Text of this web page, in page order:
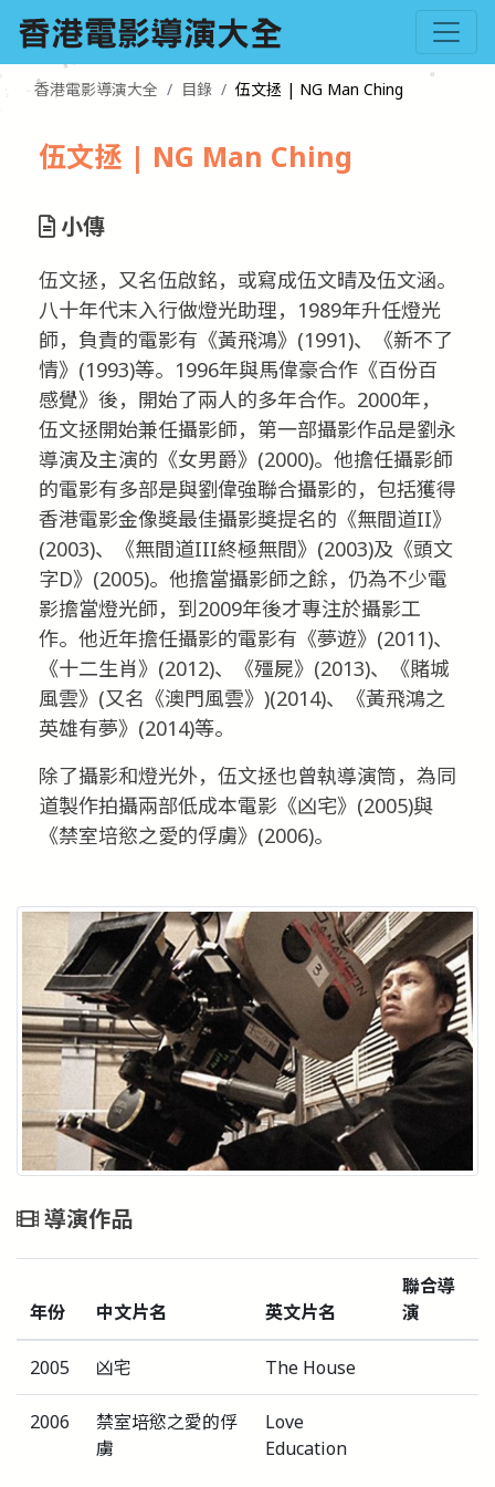
香港電影導演大全 目錄 伍文拯 | NG Man Ching
伍文拯 | NG Man Ching
小傳
伍文拯，又名伍啟銘，或寫成伍文晴及伍文涵。
八十年代末入行做燈光助理，1989年升任燈光
師，負責的電影有《黃飛鴻》(1991)、《新不了
情》(1993)等。1996年與馬偉豪合作《百份百
感覺》後，開始了兩人的多年合作。2000年，
伍文拯開始兼任攝影師，第一部攝影作品是劉永
導演及主演的《女男爵》(2000)。他擔任攝影師
的電影有多部是與劉偉強聯合攝影的，包括獲得
香港電影金像獎最佳攝影獎提名的《無間道II》
(2003)、《無間道III終極無間》(2003)及《頭文
字D》(2005)。他擔當攝影師之餘，仍為不少電
影擔當燈光師，到2009年後才專注於攝影工
作。他近年擔任攝影的電影有《夢遊》(2011)、
《十二生肖》(2012)、《殭屍》(2013)、《賭城
風雲》(又名《澳門風雲》)(2014)、《黃飛鴻之
英雄有夢》(2014)等。
除了攝影和燈光外，伍文拯也曾執導演筒，為同
道製作拍攝兩部低成本電影《凶宅》(2005)與
《禁室培慾之愛的俘虜》(2006)。
導演作品
年份 中文片名 英文片名
聯合導
演
2005 凶宅 The House
2006
禁室培慾之愛的俘
虜
Love
Education